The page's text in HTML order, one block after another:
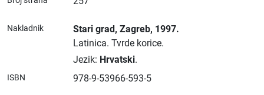
Nakladnik Stari grad, Zagreb, 1997.
Latinica. Tvrde korice.
Jezik: Hrvatski.
ISBN 978-9-53966-593-5